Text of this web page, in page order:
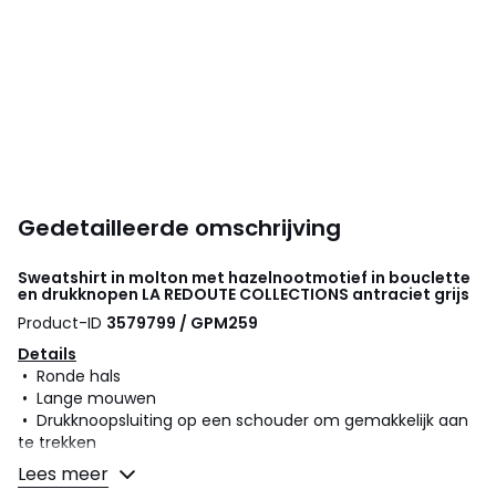
Gedetailleerde omschrijving
Sweatshirt in molton met hazelnootmotief in bouclette
en drukknopen LA REDOUTE COLLECTIONS antraciet grijs
Product-ID 3579799 / GPM259
Details
• Ronde hals
• Lange mouwen
• Drukknoopsluiting op een schouder om gemakkelijk aan
te trekken
• Lengte : standaard
• Motief in bouclette vooraan
Lees meer